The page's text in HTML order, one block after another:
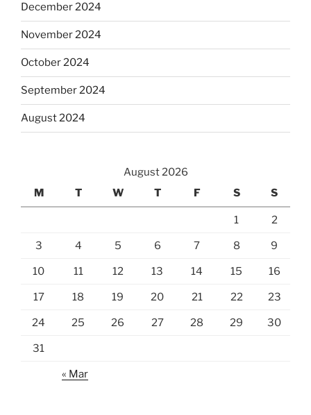
December 2024
November 2024
October 2024
September 2024
August 2024
August 2026
M
T W T F S S
1 2
3 4 5 6 7 8 9
10 11 12 13 14 15 16
17 18 19 20 21 22 23
24 25 26 27 28 29 30
31
« Mar